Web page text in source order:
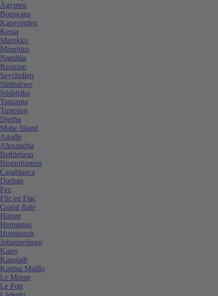
Ägypten
Botswana
Kapeverden
Kenia
Marokko
Mauritius
Namibia
Reunion
Seychellen
Simbabwe
Südafrika
Tanzania
Tunesien
Djerba
Mahe Island
Agadir
Alexandria
Bethlehem
Bloemfontein
Casablanca
Durban
Fez
Flic en Flac
Grand Baie
Harare
Hermanus
Hoedspruit
Johannesburg
Kairo
Kapstadt
Katima Mulilo
Le Morne
Le Port